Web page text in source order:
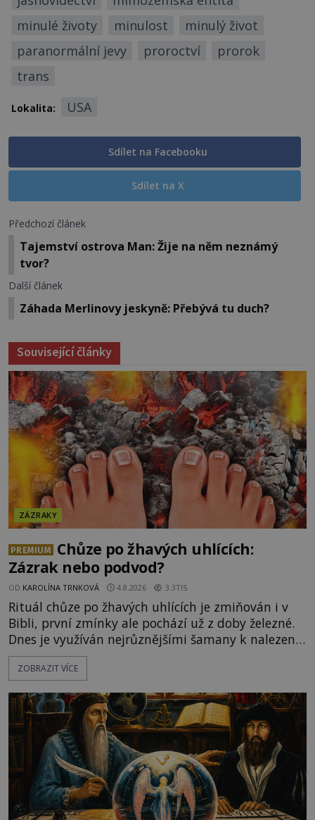
minulé životy
minulost
minulý život
paranormální jevy
proroctví
prorok
trans
Lokalita: USA
Sdílet na Facebooku
Sdílet na X
Předchozí článek
Tajemství ostrova Man: Žije na něm neznámý
tvor?
Další článek
Záhada Merlinovy jeskyně: Přebývá tu duch?
Související články
ZÁZRAKY
PREMIUM
Chůze po žhavých uhlících:
Zázrak nebo podvod?
OD KAROLÍNA TRNKOVÁ 4.8.2026 3.3TIS
Rituál chůze po žhavých uhlících je zmiňován i v
Bibli, první zmínky ale pochází už z doby železné.
Dnes je využíván nejrůznějšími šamany k nalezení
spirituální síly či vnitřního klidu. Jak funguje a proč
si při něm člověk nepopálí nohy, což bylo
nadpřirozeného? Histori
ZOBRAZIT VÍCE